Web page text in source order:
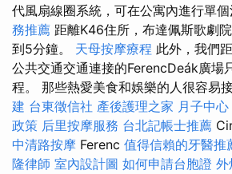
代風扇線圈系統，可在公寓內進行單個
務推薦 距離K46住所，布達佩斯歌劇
到5分鐘。 天母按摩療程 此外，我們
公共交通交通連接的FerencDeák廣場
程。 那些熱愛美食和娛樂的人很容易
建 台東徵信社 產後護理之家 月子中心
政策 后里按摩服務 台北記帳士推薦
中清路按摩 Ferenc 值得信賴的牙醫推
隆律師 室內設計圖 如何申請台胞證 外